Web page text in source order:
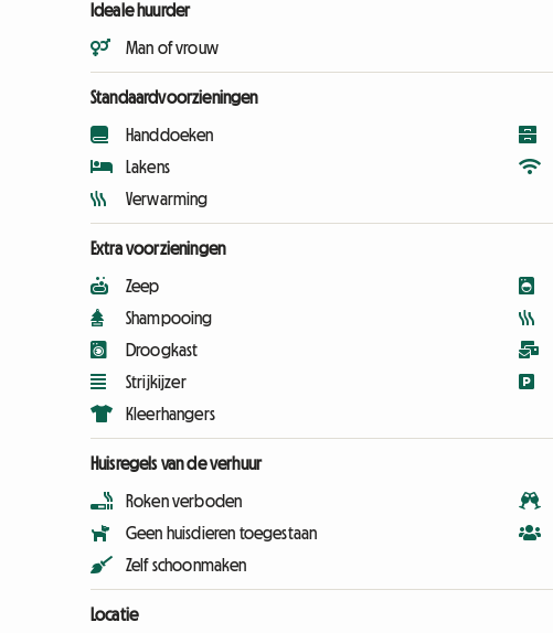
Ideale huurder
Man of vrouw
Standaardvoorzieningen
Handdoeken
Lakens
Verwarming
Extra voorzieningen
Zeep
Shampooing
Droogkast
Strijkijzer
Kleerhangers
Huisregels van de verhuur
Roken verboden
Geen huisdieren toegestaan
Zelf schoonmaken
Locatie